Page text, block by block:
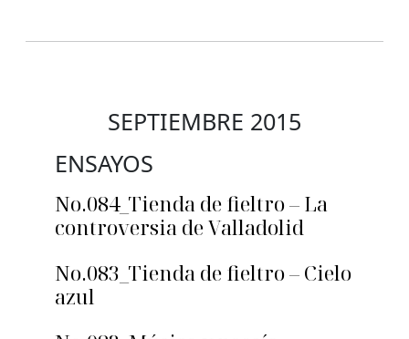
SEPTIEMBRE 2015
ENSAYOS
No.084_Tienda de fieltro – La
controversia de Valladolid
No.083_Tienda de fieltro – Cielo
azul